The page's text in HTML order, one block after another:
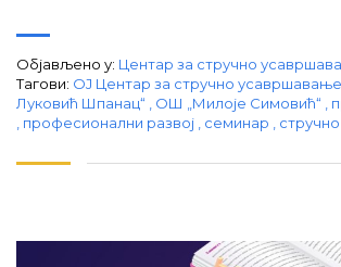
Објављено у: Центар за стручно
Тагови: ОЈ Центар за стручно усавршавање
Луковић Шпанац“
ОШ „Милоје Симовић“
професионални развој семинар